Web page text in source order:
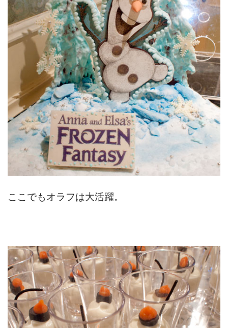
ここでもオラフは大活躍。